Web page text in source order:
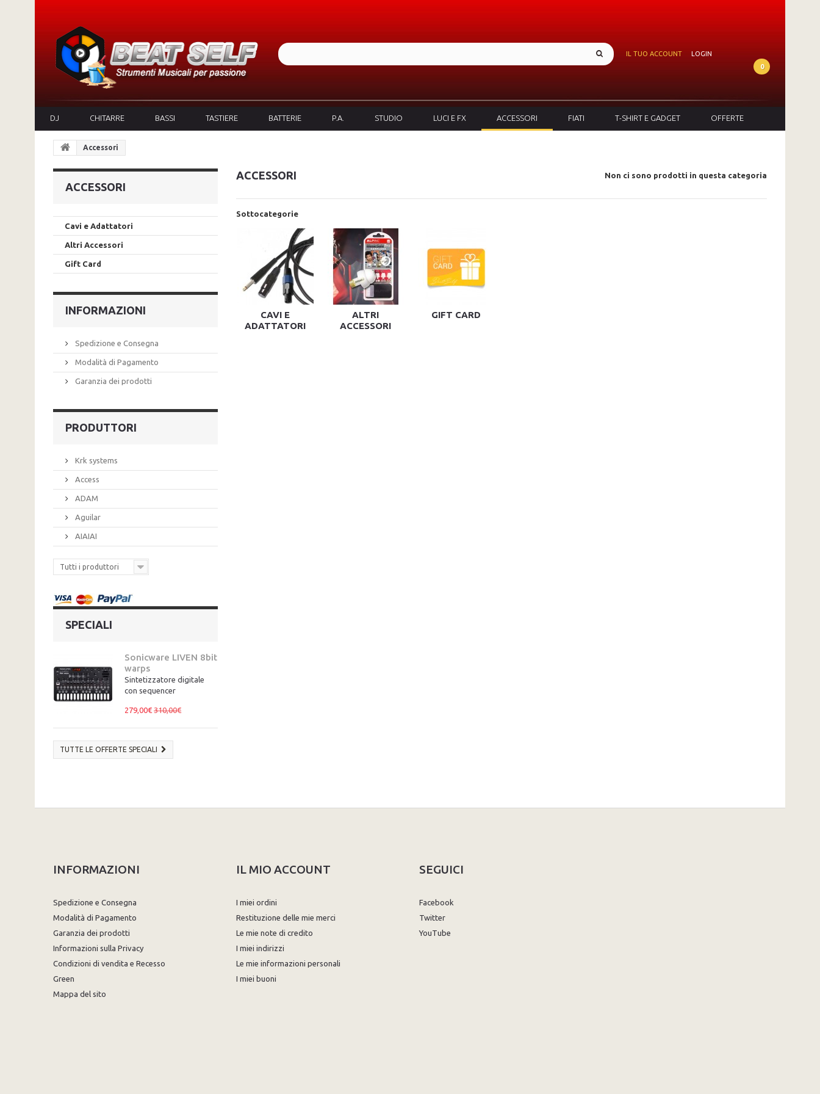
IL TUO ACCOUNT
LOGIN
0
DJ CHITARRE BASSI TASTIERE BATTERIE P.A. STUDIO LUCI E FX ACCESSORI FIATI T-SHIRT E GADGET OFFERTE
Accessori
ACCESSORI
Cavi e Adattatori
Altri Accessori
Gift Card
INFORMAZIONI
Spedizione e Consegna
Modalità di Pagamento
Garanzia dei prodotti
PRODUTTORI
Krk systems
Access
ADAM
Aguilar
AIAIAI
Tutti i produttori
SPECIALI
Sonicware LIVEN 8bit
warps
Sintetizzatore digitale
con sequencer
279,00€ 310,00€
TUTTE LE OFFERTE SPECIALI
ACCESSORI Non ci sono prodotti in questa categoria
Sottocategorie
CAVI E
ADATTATORI
ALTRI
ACCESSORI
GIFT CARD
INFORMAZIONI
Spedizione e Consegna
Modalità di Pagamento
Garanzia dei prodotti
Informazioni sulla Privacy
Condizioni di vendita e Recesso
Green
Mappa del sito
IL MIO ACCOUNT
I miei ordini
Restituzione delle mie merci
Le mie note di credito
I miei indirizzi
Le mie informazioni personali
I miei buoni
SEGUICI
Facebook
Twitter
YouTube